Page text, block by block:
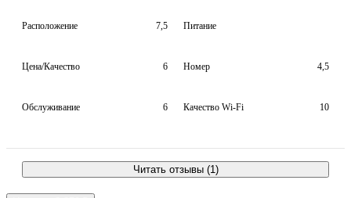
Расположение 7,5 Питание
Цена/Качество 6 Номер 4,5
Обслуживание 6 Качество Wi-Fi 10
Читать отзывы (1)